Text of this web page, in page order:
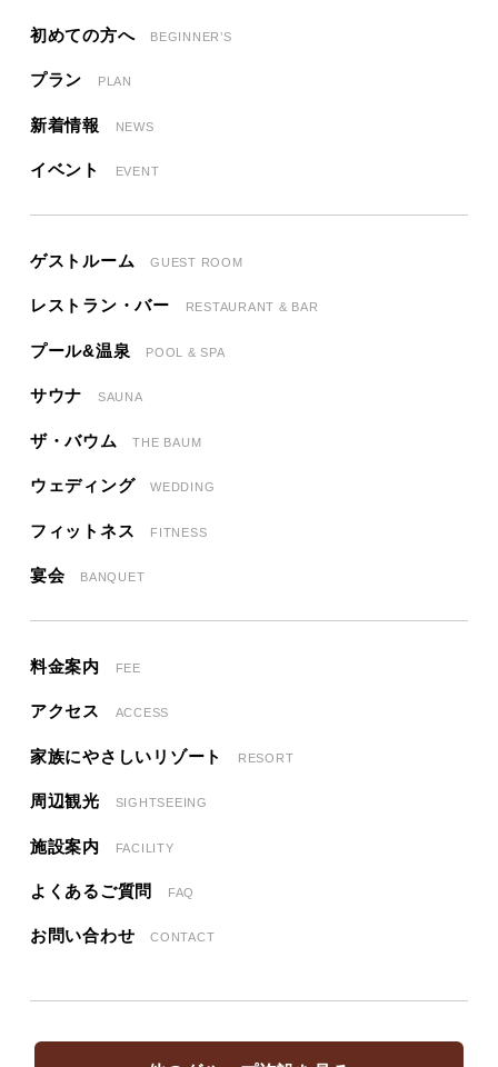
初めての方へ BEGINNER’S
プラン PLAN
新着情報 NEWS
イベント EVENT
ゲストルーム GUEST ROOM
レストラン・バー RESTAURANT & BAR
プール&温泉 POOL & SPA
サウナ SAUNA
ザ・バウム THE BAUM
ウェディング WEDDING
フィットネス FITNESS
宴会 BANQUET
料金案内 FEE
アクセス ACCESS
家族にやさしいリゾート RESORT
周辺観光 SIGHTSEEING
施設案内 FACILITY
よくあるご質問 FAQ
お問い合わせ CONTACT